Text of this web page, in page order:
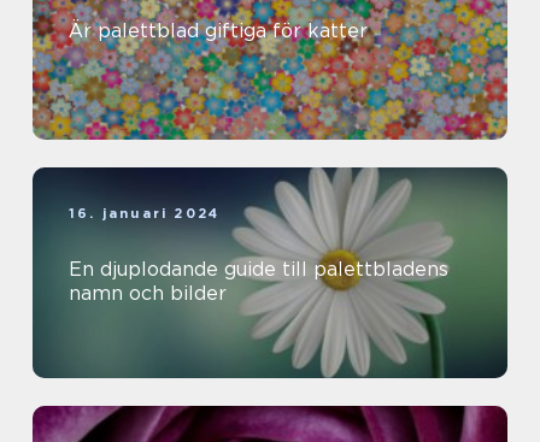
Är palettblad giftiga för katter
16. januari 2024
En djuplodande guide till palettbladens
namn och bilder